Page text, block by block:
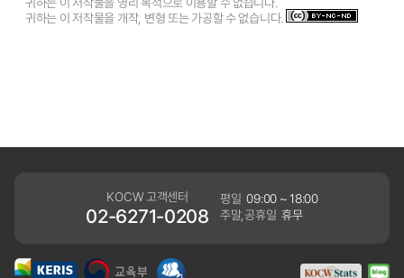
귀하는 이 저작물을 개작, 변형 또는 가공할 수 없습니다.
KOCW 고객센터
02-6271-0208
평일 09:00 ~ 18:00
주말,공휴일 휴무